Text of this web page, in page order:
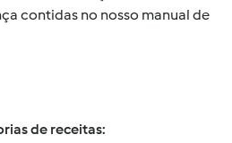
contidas no nosso manual de
de receitas: